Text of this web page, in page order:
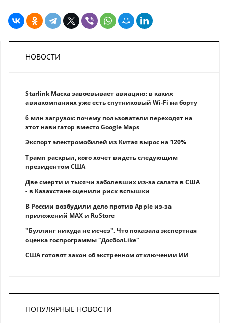
НОВОСТИ
Starlink Маска завоевывает авиацию: в каких
авиакомпаниях уже есть спутниковый Wi-Fi на борту
6 млн загрузок: почему пользователи переходят на
этот навигатор вместо Google Maps
Экспорт электромобилей из Китая вырос на 120%
Трамп раскрыл, кого хочет видеть следующим
президентом США
Две смерти и тысячи заболевших из-за салата в США
- в Казахстане оценили риск вспышки
В России возбудили дело против Apple из-за
приложений MAX и RuStore
"Буллинг никуда не исчез". Что показала экспертная
оценка госпрограммы "ДосболLike"
США готовят закон об экстренном отключении ИИ
ПОПУЛЯРНЫЕ НОВОСТИ